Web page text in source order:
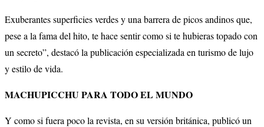
Exuberantes superficies verdes y una barrera de picos andinos que,
pese a la fama del hito, te hace sentir como si te hubieras topado con
un secreto”, destacó la publicación especializada en turismo de lujo
y estilo de vida.
MACHUPICCHU PARA TODO EL MUNDO
Y como si fuera poco la revista, en su versión británica, publicó un